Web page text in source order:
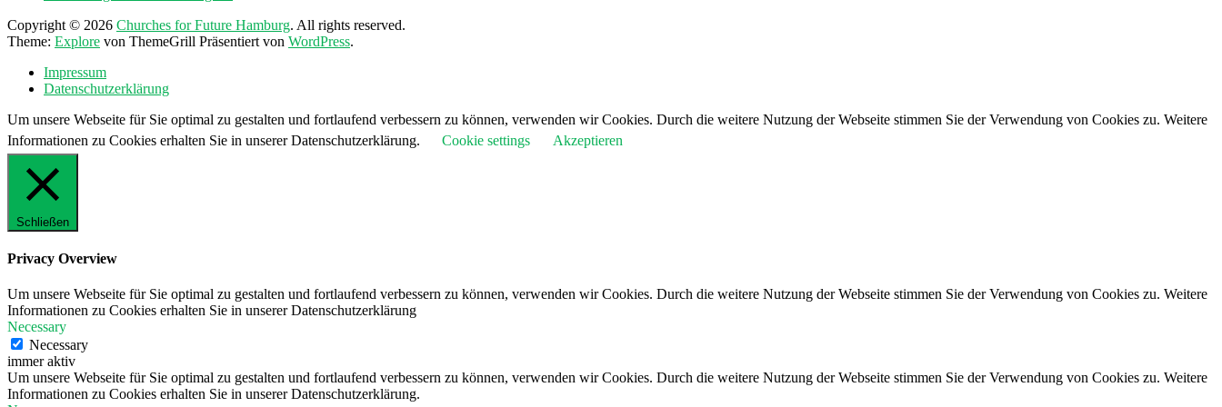
Copyright © 2026 Churches for Future Hamburg. All rights reserved.
Theme: Explore von ThemeGrill Präsentiert von WordPress.
Impressum
Datenschutzerklärung
Um unsere Webseite für Sie optimal zu gestalten und fortlaufend verbessern zu können, verwenden wir Cookies. Durch die weitere Nutzung der Webseite stimmen Sie der Verwendung von Cookies zu. Weitere
Informationen zu Cookies erhalten Sie in unserer Datenschutzerklärung.
Cookie settings Akzeptieren
Schließen
Privacy Overview
Um unsere Webseite für Sie optimal zu gestalten und fortlaufend verbessern zu können, verwenden wir Cookies. Durch die weitere Nutzung der Webseite stimmen Sie der Verwendung von Cookies zu. Weitere
Informationen zu Cookies erhalten Sie in unserer Datenschutzerklärung
Necessary
Necessary
immer aktiv
Um unsere Webseite für Sie optimal zu gestalten und fortlaufend verbessern zu können, verwenden wir Cookies. Durch die weitere Nutzung der Webseite stimmen Sie der Verwendung von Cookies zu. Weitere
Informationen zu Cookies erhalten Sie in unserer Datenschutzerklärung.